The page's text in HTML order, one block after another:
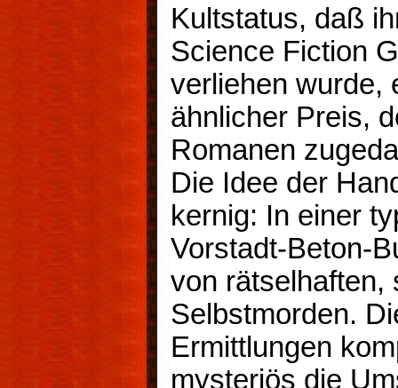
Kultstatus, daß
Science Fiction
verliehen wurde,
ähnlicher Preis,
Romanen
Die Idee der
kernig: In einer
Vorstadt-Beton-
von rätselhaften,
Selbstmorden.
Ermittlungen
mysteriös die